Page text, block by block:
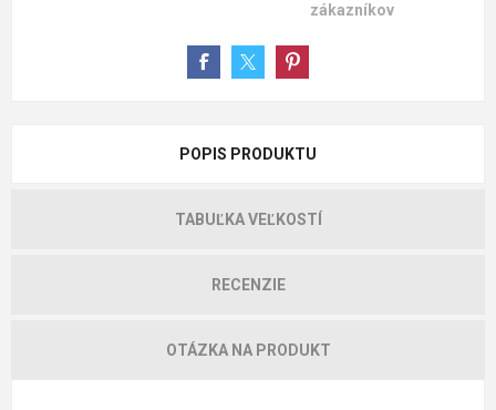
zákazníkov
POPIS PRODUKTU
TABUĽKA VEĽKOSTÍ
RECENZIE
OTÁZKA NA PRODUKT